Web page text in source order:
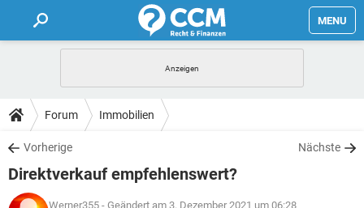
MENU
FORUM
TIPPS
Forum Immobilien
Vorherige Nächste
Direktverkauf empfehlenswert?
Werner355 - Geändert am 3. Dezember 2021 um 06:28